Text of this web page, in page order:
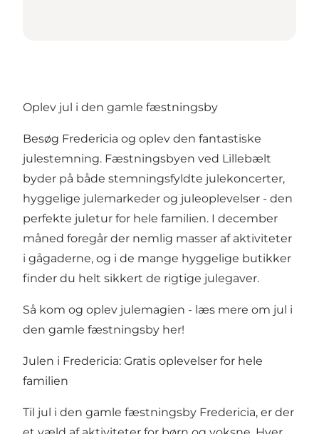
Oplev jul i den gamle fæstningsby
Besøg Fredericia og oplev den fantastiske
julestemning. Fæstningsbyen ved Lillebælt
byder på både stemningsfyldte julekoncerter,
hyggelige julemarkeder og juleoplevelser - den
perfekte juletur for hele familien. I december
måned foregår der nemlig masser af aktiviteter
i gågaderne, og i de mange hyggelige butikker
finder du helt sikkert de rigtige julegaver.
Så kom og oplev julemagien - læs mere om jul i
den gamle fæstningsby her!
Julen i Fredericia: Gratis oplevelser for hele
familien
Til jul i den gamle fæstningsby Fredericia, er der